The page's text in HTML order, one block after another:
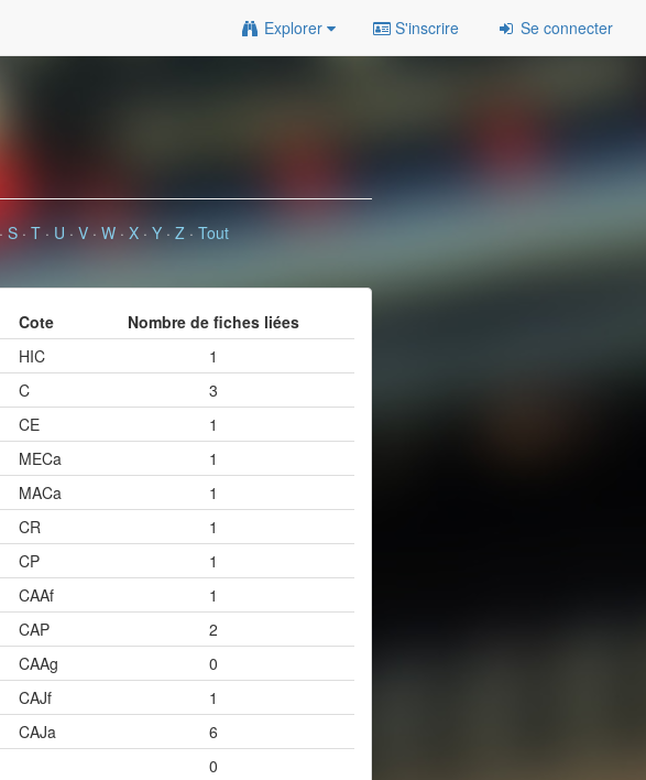
Explorer S'inscrire Se connecter
S· T· U · V· W· X· Y· Z· Tout
Cote
Nombre de fiches liées
HIC
1
C
3
CE
1
MECa
1
MACa
1
CR
1
CP
1
CAAf
1
CAP
2
CAAg
0
CAJf
1
CAJa
6
0